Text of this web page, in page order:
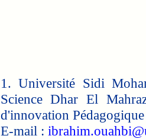
1. Université Sidi
Science Dhar El
d'innovation
E-mail :